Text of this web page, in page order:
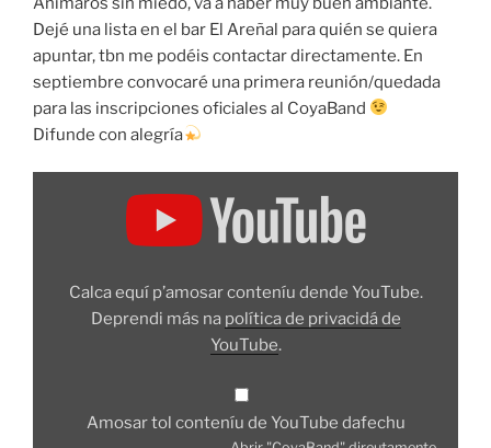
Dejé una lista en el bar El Areñal para quién se quiera
apuntar, tbn me podéis contactar directamente. En
septiembre convocaré una primera reunión/quedada
para las inscripciones oficiales al CoyaBand
Difunde con alegría
Amosar
Calca equí p’amosar conteníu dende YouTube.
Deprendi más na política de privacidá de
YouTube.
Amosar tol conteníu de YouTube dafechu